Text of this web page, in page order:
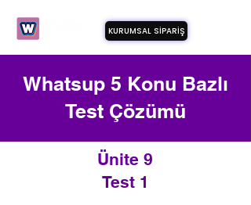
KURUMSAL SİPARİŞ
Whatsup 5 Konu Bazlı
Test Çözümü
Ünite 9
Test 1